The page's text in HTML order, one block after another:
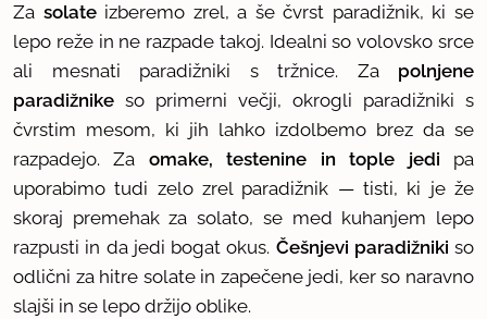
Za solateizberemo zrel, a še čvrst paradižnik, ki se
lepo reže in ne razpade takoj. Idealni so volovsko srce
ali mesnati paradižniki s tržnice. Za polnjene
paradižnike so primerni večji, okrogli paradižniki s
čvrstim mesom, ki jih lahko izdolbemo brez da se
razpadejo. Za omake, testenine in tople jedi pa
uporabimo tudi zelo zrel paradižnik — tisti, ki je že
skoraj premehak za solato, se med kuhanjem lepo
razpusti in da jedi bogat okus. Češnjevi paradižniki so
odlični za hitre solate in zapečene jedi, ker so naravno
slajši in se lepo držijo oblike.